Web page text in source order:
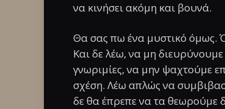
να κινήσει ακόμη και βουνά.
Θα σας πω ένα μυστικό όμως.
Και δε λέω, να μη
γνωριμίες, να μην ψαχτούμε
σχέση. Λέω απλώς να
δε θα έπρεπε να τα θεωρούμε